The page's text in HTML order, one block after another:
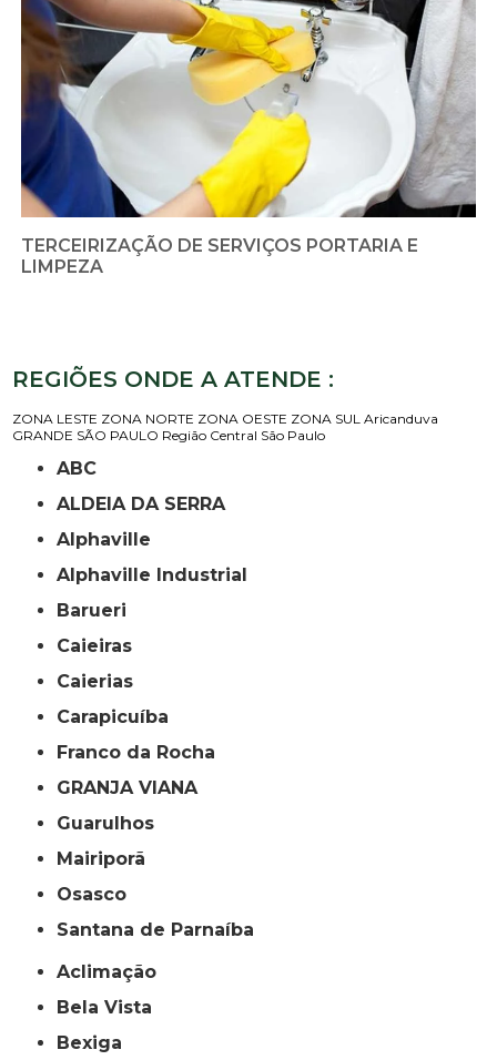
TERCEIRIZAÇÃO DE SERVIÇOS PORTARIA E
LIMPEZA
REGIÕES ONDE A ATENDE :
ZONA LESTE ZONA NORTE ZONA OESTE ZONA SUL Aricanduva
GRANDE SÃO PAULO Região Central São Paulo
ABC
ALDEIA DA SERRA
Alphaville
Alphaville Industrial
Barueri
Caieiras
Caierias
Carapicuíba
Franco da Rocha
GRANJA VIANA
Guarulhos
Mairiporã
Osasco
Santana de Parnaíba
Aclimação
Bela Vista
Bexiga